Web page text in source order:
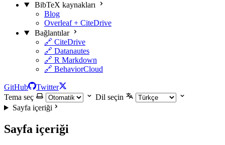
BibTeX kaynakları
Blog
Overleaf + CiteDrive
Bağlantılar
🔗 CiteDrive
🔗 Datanautes
🔗 R Markdown
🔗 BehaviorCloud
GitHub
Twitter
Tema seç
Dil seçin
Sayfa içeriği
Sayfa içeriği